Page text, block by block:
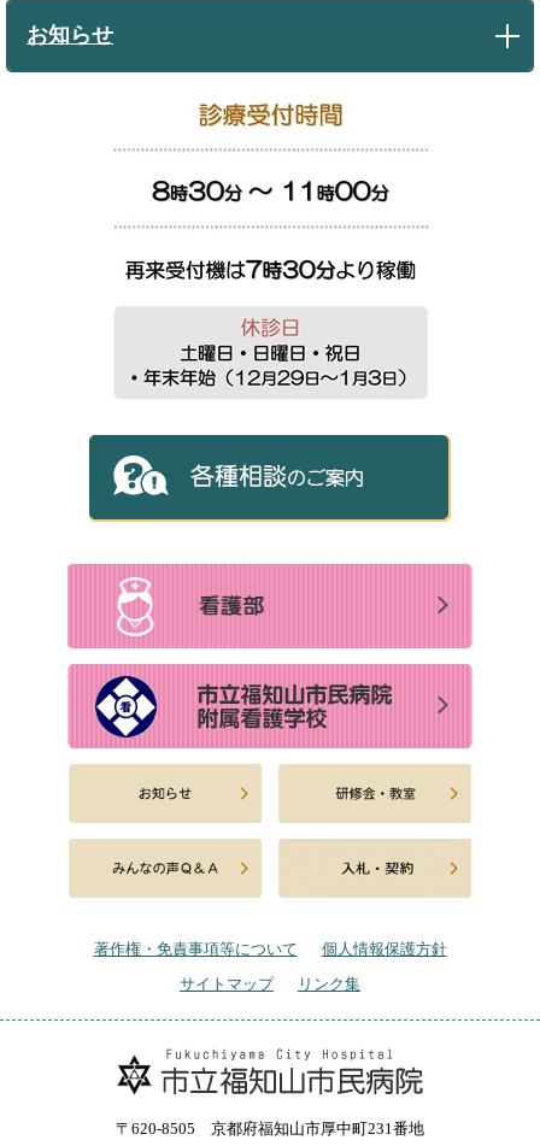
お知らせ
著作権・免責事項等について
個人情報保護方針
サイトマップ
リンク集
〒620-8505 京都府福知山市厚中町231番地